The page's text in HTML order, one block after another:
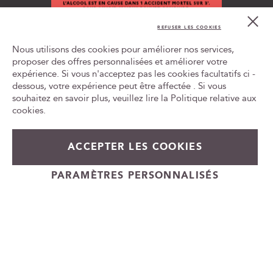
En rupture de stock
+
-
n
r
e
n
e
w
s
e
e
CONSOMMER AVEC MODÉRATION
Cadeauvin.fr - © Copyright 2024 - Tous droits réservés
Nous utilisons des cookies pour améliorer nos services,
proposer des offres personnalisées et améliorer votre
expérience. Si vous n'acceptez pas les cookies facultatifs ci -
dessous, votre expérience peut être affectée . Si vous
souhaitez en savoir plus, veuillez lire la Politique relative aux
cookies.
ACCEPTER LES COOKIES
PARAMÈTRES PERSONNALISÉS
REFUSER LES COOKIES